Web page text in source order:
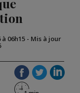
à 06h15 - Mis à jour